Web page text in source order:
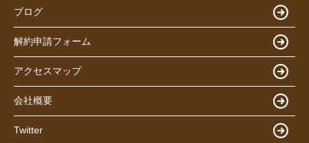
ブログ
解約申請フォーム
アクセスマップ
会社概要
Twitter